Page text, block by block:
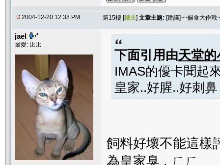
2004-12-20 12:38 PM 第15樓 [樓主] 文章主題: [建議]~~貓食大作戰
jael
最愛: 比比
下面引用由天堂的
IMAS的優卡聞起
皇家..好腥..好刺鼻
飼料好壞不能這樣
為皇家臭 . ㄏㄏ